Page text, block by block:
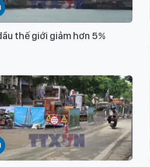
thế giới giảm hơn 5%